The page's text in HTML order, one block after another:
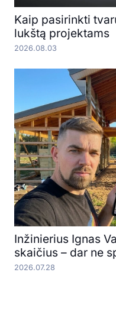
Kaip pasirinkti
lukštą projektams
2026.08.03
Inžinierius Ignas
skaičius – dar ne
2026.07.28